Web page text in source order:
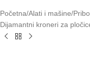
Početna/Alati i mašine/
Dijamantni kroneri za